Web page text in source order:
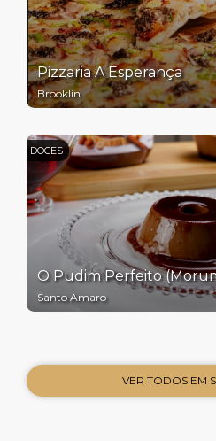
Pizzaria A Esperança
Brooklin
DOCES
O Pudim Perfeito
Santo Amaro
VER TODOS EM